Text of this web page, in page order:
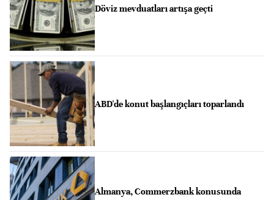
Döviz mevduatları artışa geçti
ABD'de konut başlangıçları toparlandı
Almanya, Commerzbank konusunda